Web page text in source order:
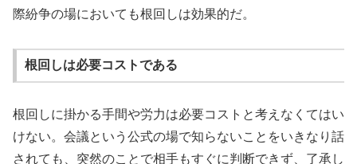
際紛争の場においても根回しは効果的だ。
根回しは必要コストである
根回しに掛かる手間や労力は必要コストと考えなくてはい
けない。会議という公式の場で知らないことをいきなり話
されても、突然のことで相手もすぐに判断できず、了承し